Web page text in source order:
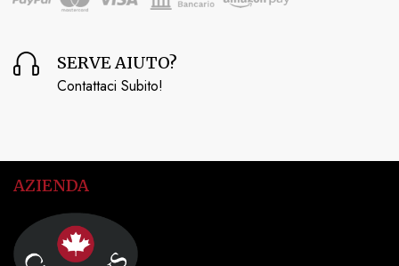
SERVE AIUTO?
Contattaci Subito!
AZIENDA